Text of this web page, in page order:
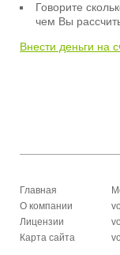
Говорите
чем Вы
Внести деньги на
Главная
О компании
Лицензии
Карта сайта